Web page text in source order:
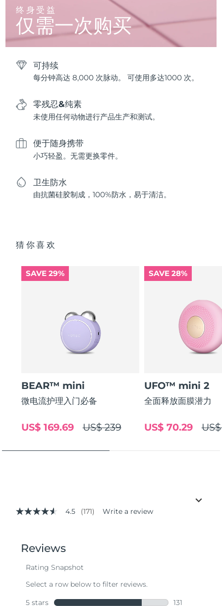
终身受益
仅需一次购买
可持续
每分钟高达 8,000 次脉动。 可使用多达1000 次。
零残忍&纯素
未使用任何动物进行产品生产和测试。
便于随身携带
小巧轻盈。无需更换零件。
卫生防水
由抗菌硅胶制成，100%防水，易于清洁。
猜你喜欢
SAVE 29%
BEAR™ mini
微电流护理入门必备
US$ 239
US$ 169.69
SAVE 28%
UFO™ mini 2
全面释放面膜潜力
US$ 70.29
4.5
stars,
average
value.
171
Same
4.5 (171) Write a review